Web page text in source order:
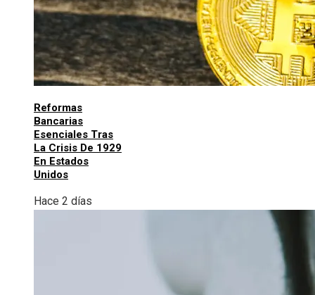
Reformas
Bancarias
Esenciales Tras
La Crisis De 1929
En Estados
Unidos
Hace 2 días